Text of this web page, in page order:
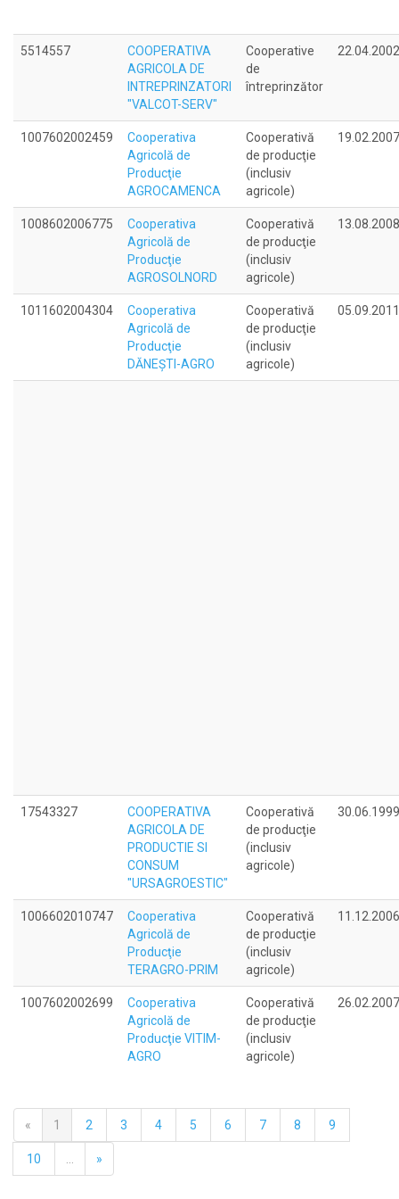
5514557
COOPERATIVA
AGRICOLA DE
INTREPRINZATORI
"VALCOT-SERV"
Cooperative
de
întreprinzător
22.04.2002
1007602002459
Cooperativa
Agricolă de
Producţie
AGROCAMENCA
Cooperativă
de producţie
(inclusiv
agricole)
19.02.2007
1008602006775
Cooperativa
Agricolă de
Producţie
AGROSOLNORD
Cooperativă
de producţie
(inclusiv
agricole)
13.08.2008
1011602004304
Cooperativa
Agricolă de
Producţie
DĂNEŞTI-AGRO
Cooperativă
de producţie
(inclusiv
agricole)
05.09.2011
17543327
COOPERATIVA
AGRICOLA DE
PRODUCTIE SI
CONSUM
"URSAGROESTIC"
Cooperativă
de producţie
(inclusiv
agricole)
30.06.1999
1006602010747
Cooperativa
Agricolă de
Producţie
TERAGRO-PRIM
Cooperativă
de producţie
(inclusiv
agricole)
11.12.2006
1007602002699
Cooperativa
Agricolă de
Producţie VITIM-
AGRO
Cooperativă
de producţie
(inclusiv
agricole)
26.02.2007
« 1 2 3 4 5 6 7 8 9
10 »